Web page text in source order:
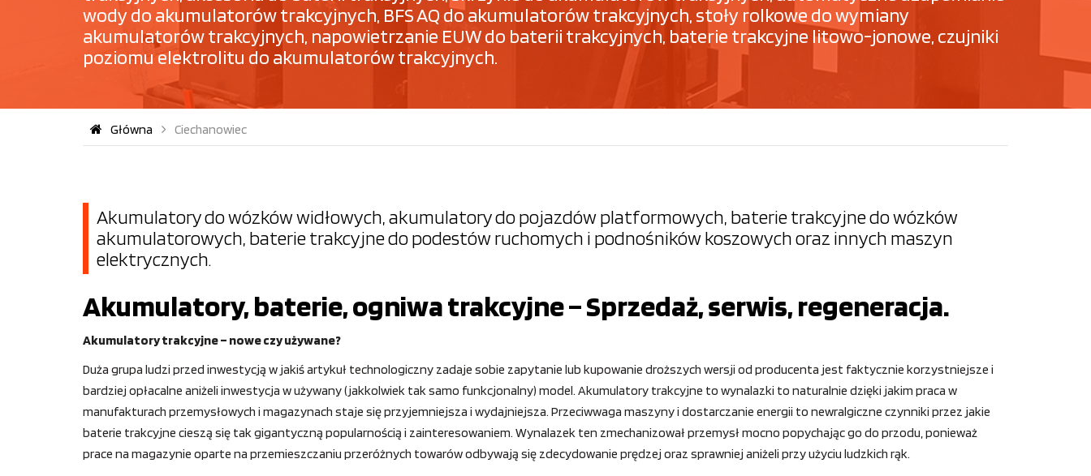
wody do akumulatorów trakcyjnych, BFS AQ do akumulatorów trakcyjnych, stoły rolkowe do wymiany
akumulatorów trakcyjnych, napowietrzanie EUW do baterii trakcyjnych, baterie trakcyjne litowo-jonowe, czujniki
poziomu elektrolitu do akumulatorów trakcyjnych.
Główna Ciechanowiec
Akumulatory do wózków widłowych, akumulatory do pojazdów platformowych, baterie trakcyjne do wózków
akumulatorowych, baterie trakcyjne do podestów ruchomych i podnośników koszowych oraz innych maszyn
elektrycznych.
Akumulatory, baterie, ogniwa trakcyjne – Sprzedaż, serwis, regeneracja.
Akumulatory trakcyjne – nowe czy używane?
Duża grupa ludzi przed inwestycją w jakiś artykuł technologiczny zadaje sobie zapytanie lub kupowanie droższych wersji od producenta jest faktycznie korzystniejsze i
bardziej opłacalne aniżeli inwestycja w używany (jakkolwiek tak samo funkcjonalny) model. Akumulatory trakcyjne to wynalazki to naturalnie dzięki jakim praca w
manufakturach przemysłowych i magazynach staje się przyjemniejsza i wydajniejsza. Przeciwwaga maszyny i dostarczanie energii to newralgiczne czynniki przez jakie
baterie trakcyjne cieszą się tak gigantyczną popularnością i zainteresowaniem. Wynalazek ten zmechanizował przemysł mocno popychając go do przodu, ponieważ
prace na magazynie oparte na przemieszczaniu przeróżnych towarów odbywają się zdecydowanie prędzej oraz sprawniej aniżeli przy użyciu ludzkich rąk.